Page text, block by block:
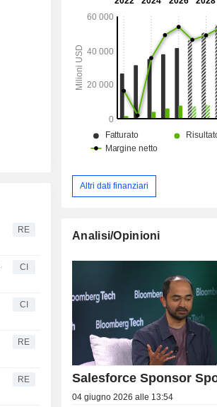
RE
CI
CI
RE
RE
Altri dati finanziari
Analisi/Opinioni
Salesforce Sponsor
04 giugno 2026 alle 13:54